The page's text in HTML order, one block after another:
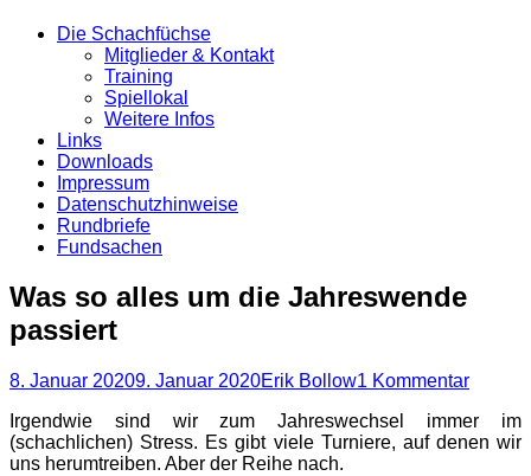
Zum
Die Schachfüchse
Mitglieder & Kontakt
Training
Spiellokal
Weitere Infos
Links
Downloads
Impressum
Datenschutzhinweise
Rundbriefe
Fundsachen
Was so alles um die Jahreswende
passiert
Posted
8. Januar 20209. Januar 2020Autor
Erik Bollow1 Kommentar
Irgendwie sind wir zum Jahreswechsel immer im
(schachlichen) Stress. Es gibt viele Turniere, auf denen wir
uns herumtreiben. Aber der Reihe nach.